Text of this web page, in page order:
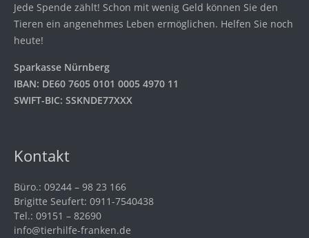
Jede Spende zählt! Schon mit wenig Geld können Sie den
Tieren ein angenehmes Leben ermöglichen. Helfen Sie noch
heute!
Sparkasse Nürnberg
IBAN: DE60 7605 0101 0005 4970 11
SWIFT-BIC: SSKNDE77XXX
Kontakt
Büro.: 09244 – 98 23 166
Brigitte Seufert: 0911-7540438
Tel.: 09151 – 82690
info@tierhilfe-franken.de